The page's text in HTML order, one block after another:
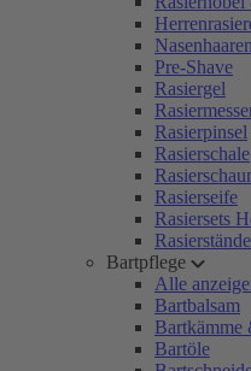
Pre-Shave
Rasiergel
Rasierpinsel
Rasierschale
Rasierseife
Rasiersets
Bartpflege
Alle
Bartbalsam
Bartkämme
Bartöle